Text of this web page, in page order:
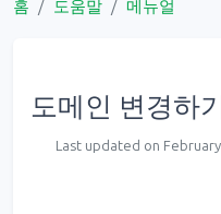
홈 도움말 메뉴얼
도메인 변경하
Last updated on February